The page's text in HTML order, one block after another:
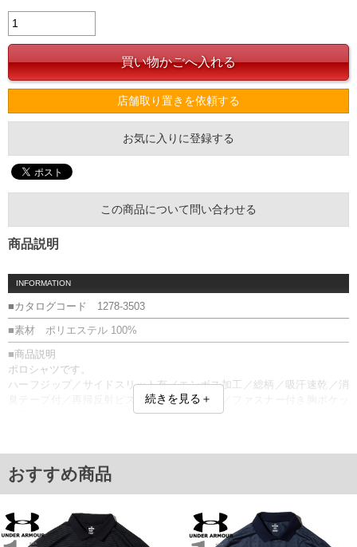
店舗取り置きを依頼する
お気に入りに登録する
この商品について問い合わせる
商品説明
INFORMATION
■カタログコード 1278-3503
■素材 ポリエステル 100%
■商品説明
ポロシャツです。
ハーフジップ／サイドスリット有／エンボス加工／総柄／吸汗速乾／消
臭テープ付／再帰反射ピスネーム／ワッペン／ファスナー付き胸ポケッ
ト有／チンガード／裾段違いサイドスリット有
サイズ/バスト/総丈/裾周り/肩幅/袖丈
3L/130/78/130/58/24
4L/140/80/140/60/25
6L/160/84/160/64/27
単位はcm
続きを見る＋
おすすめ商品